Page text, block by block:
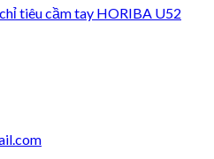
tiêu cầm tay HORIBA U52